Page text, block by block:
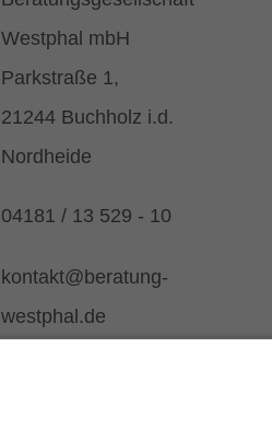
Westphal mbH
Parkstraße 1,
21244 Buchholz i.d.
Nordheide
04181 / 13 529 - 10
kontakt@beratung-
westphal.de